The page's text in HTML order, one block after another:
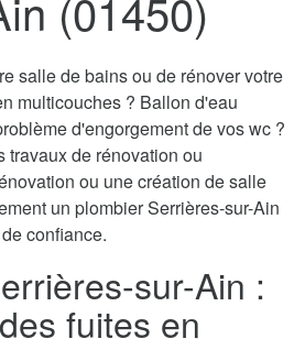
salle de bains ou de rénover votre
multicouches ? Ballon d'eau
d'engorgement de vos wc ?
travaux de rénovation ou
ou une création de salle
un plombier Serrières-sur-Ain
confiance.
sur-Ain :
fuites en